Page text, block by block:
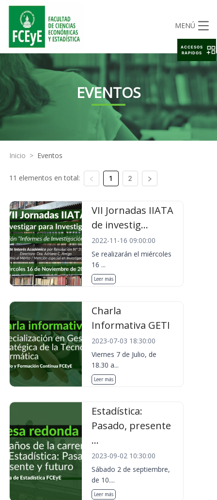
MENÚ
EVENTOS
Inicio > Eventos
11 elementos en total: 1 2
VII Jornadas IIATA
de investig...
2022-11-16 09:00:00
Se realizarán el miércoles
16 ...
Leer más
Charla
Informativa GETI
2023-07-03 18:30:00
Viernes 7 de Julio, de
18.30 a...
Leer más
Estadística:
Pasado, presente
...
2023-09-02 10:30:00
Sábado 2 de septiembre,
de 10....
Leer más
ACCESOS
RAPIDOS